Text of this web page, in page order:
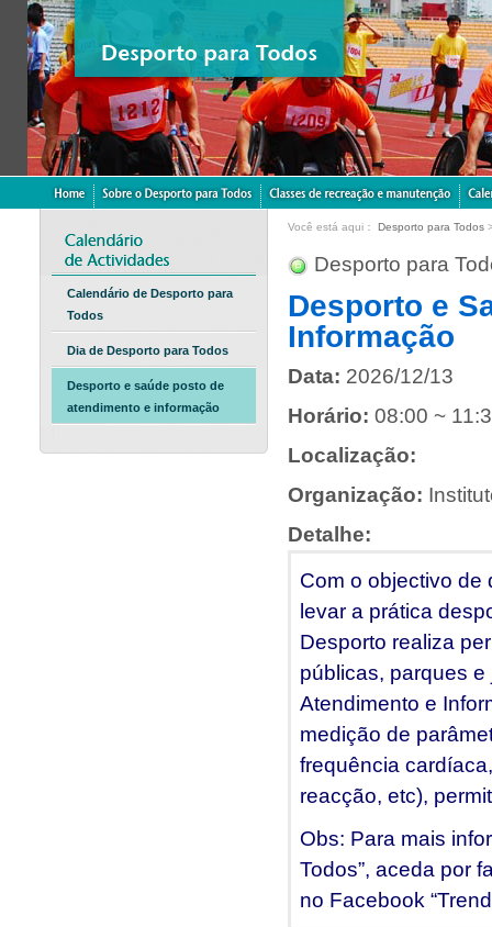
Calendário de Desporto para
Todos
Dia de Desporto para Todos
Desporto e saúde posto de
atendimento e informação
Você está aqui： Desporto para Todos
Desporto para
Desporto e
Informação
Data: 2026/12/13
Horário: 08:00 ~
Localização:
Organização:
Detalhe:
Com o objectivo de
levar a prática
Desporto realiza
públicas, parques e
Atendimento e
medição de
frequência
reacção, etc),
Obs: Para mais
Todos”, aceda por
no Facebook